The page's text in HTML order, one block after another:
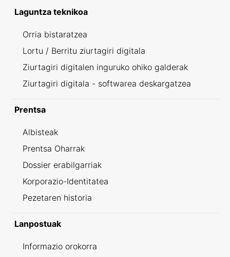
Laguntza teknikoa
Orria bistaratzea
Lortu / Berritu ziurtagiri digitala
Ziurtagiri digitalen inguruko ohiko galderak
Ziurtagiri digitala - softwarea deskargatzea
Prentsa
Albisteak
Prentsa Oharrak
Dossier erabilgarriak
Korporazio-Identitatea
Pezetaren historia
Lanpostuak
Informazio orokorra